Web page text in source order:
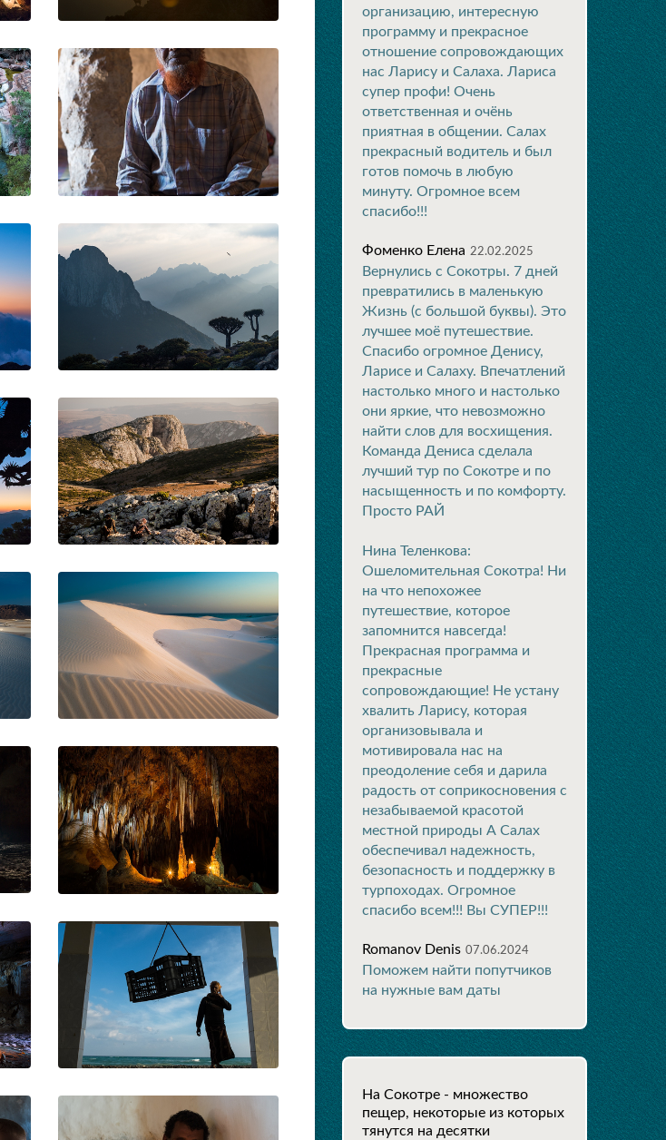
организацию, интересную
программу и прекрасное
отношение сопровождающих
нас Ларису и Салаха. Лариса
супер профи! Очень
ответственная и очёнь
приятная в общении. Салах
прекрасный водитель и был
готов помочь в любую
минуту. Огромное всем
спасибо!!!
Фоменко Елена 22.02.2025
Вернулись с Сокотры. 7 дней
превратились в маленькую
Жизнь (с большой буквы). Это
лучшее моё путешествие.
Спасибо огромное Денису,
Ларисе и Салаху. Впечатлений
настолько много и настолько
они яркие, что невозможно
найти слов для восхищения.
Команда Дениса сделала
лучший тур по Сокотре и по
насыщенность и по комфорту.
Просто РАЙ
Нина Теленкова:
Ошеломительная Сокотра! Ни
на что непохожее
путешествие, которое
запомнится навсегда!
Прекрасная программа и
прекрасные
сопровождающие! Не устану
хвалить Ларису, которая
организовывала и
мотивировала нас на
преодоление себя и дарила
радость от соприкосновения с
незабываемой красотой
местной природы А Салах
обеспечивал надежность,
безопасность и поддержку в
турпоходах. Огромное
спасибо всем!!! Вы СУПЕР!!!
Romanov Denis 07.06.2024
Поможем найти попутчиков
на нужные вам даты
На Сокотре - множество
пещер, некоторые из которых
тянутся на десятки